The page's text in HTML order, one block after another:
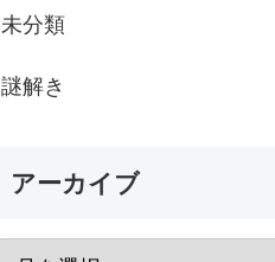
未分類
謎解き
アーカイブ